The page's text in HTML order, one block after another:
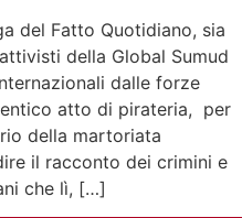
del Fatto Quotidiano, sia
della Global Sumud
dalle forze
atto di pirateria, per
della martoriata
il racconto dei crimini e
che lì, […]